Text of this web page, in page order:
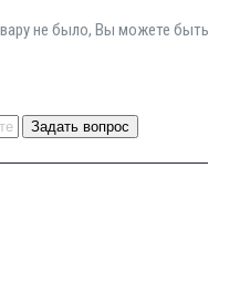
не было, Вы можете быть